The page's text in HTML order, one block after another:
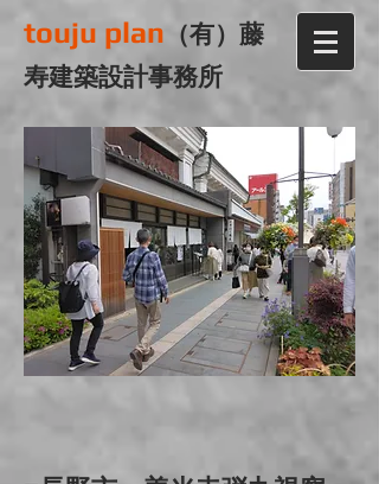
touju plan （有）藤
寿建築設計事務所